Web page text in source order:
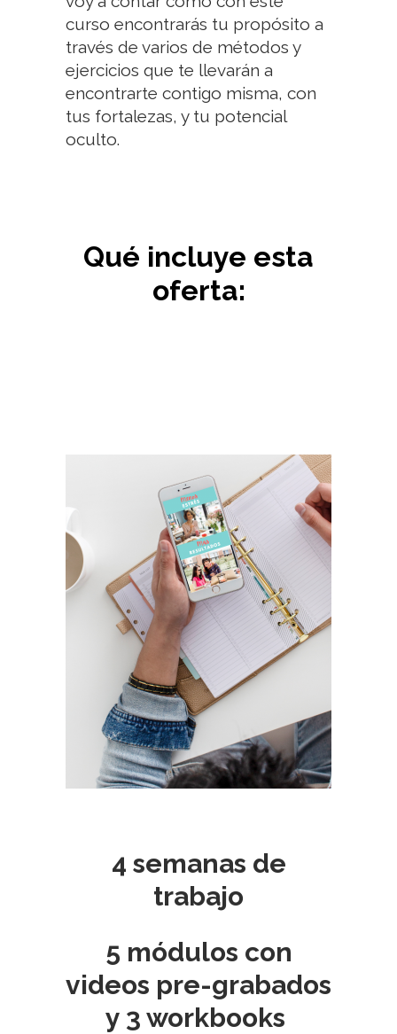
curso encontrarás tu propósito a
través de varios de métodos y
ejercicios que te llevarán a
encontrarte contigo misma, con
tus fortalezas, y tu potencial
oculto.
Qué incluye esta
oferta:
4 semanas de
trabajo
5 módulos con
videos pre-grabados
y 3 workbooks